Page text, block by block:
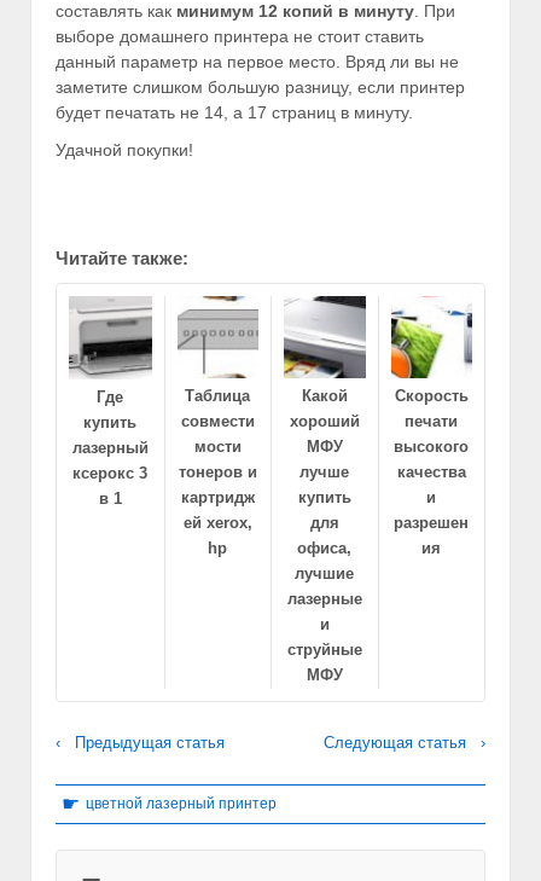
составлять как минимум 12 копий в минуту. При
выборе домашнего принтера не стоит ставить
данный параметр на первое место. Вряд ли вы не
заметите слишком большую разницу, если принтер
будет печатать не 14, а 17 страниц в минуту.
Удачной покупки!
Читайте также:
Где
купить
лазерный
ксерокс 3
в 1
Таблица
совмести
мости
тонеров и
картридж
ей xerox,
hp
Какой
хороший
МФУ
лучше
купить
для
офиса,
лучшие
лазерные
и
струйные
МФУ
Скорость
печати
высокого
качества
и
разрешен
ия
‹ Предыдущая статья Следующая статья ›
☛ цветной лазерный принтер